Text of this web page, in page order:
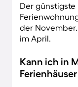
Der günstigste
der
im April.
Kann ich in